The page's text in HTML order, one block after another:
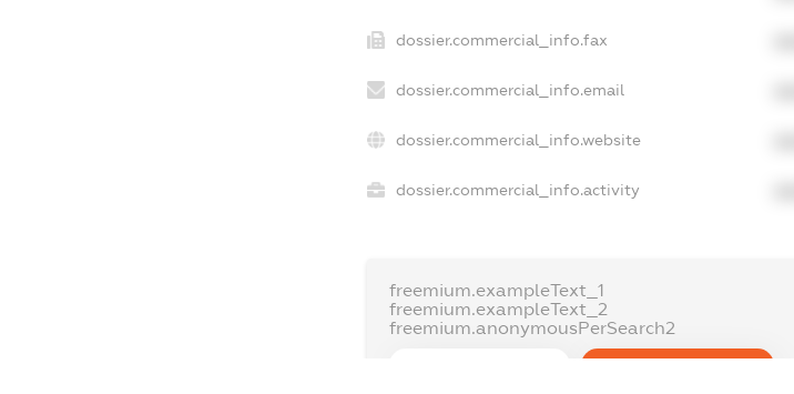
dossier.commercial_info.fax
dossier.commercial_info.email
dossier.commercial_info.website
dossier.commercial_info.activity
freemium.exampleText_1
freemium.exampleText_2
freemium.anonymousPerSearch2